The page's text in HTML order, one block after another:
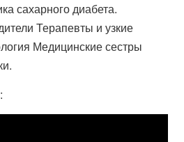
сахарного диабета.
Терапевты и узкие
Медицинские сестры